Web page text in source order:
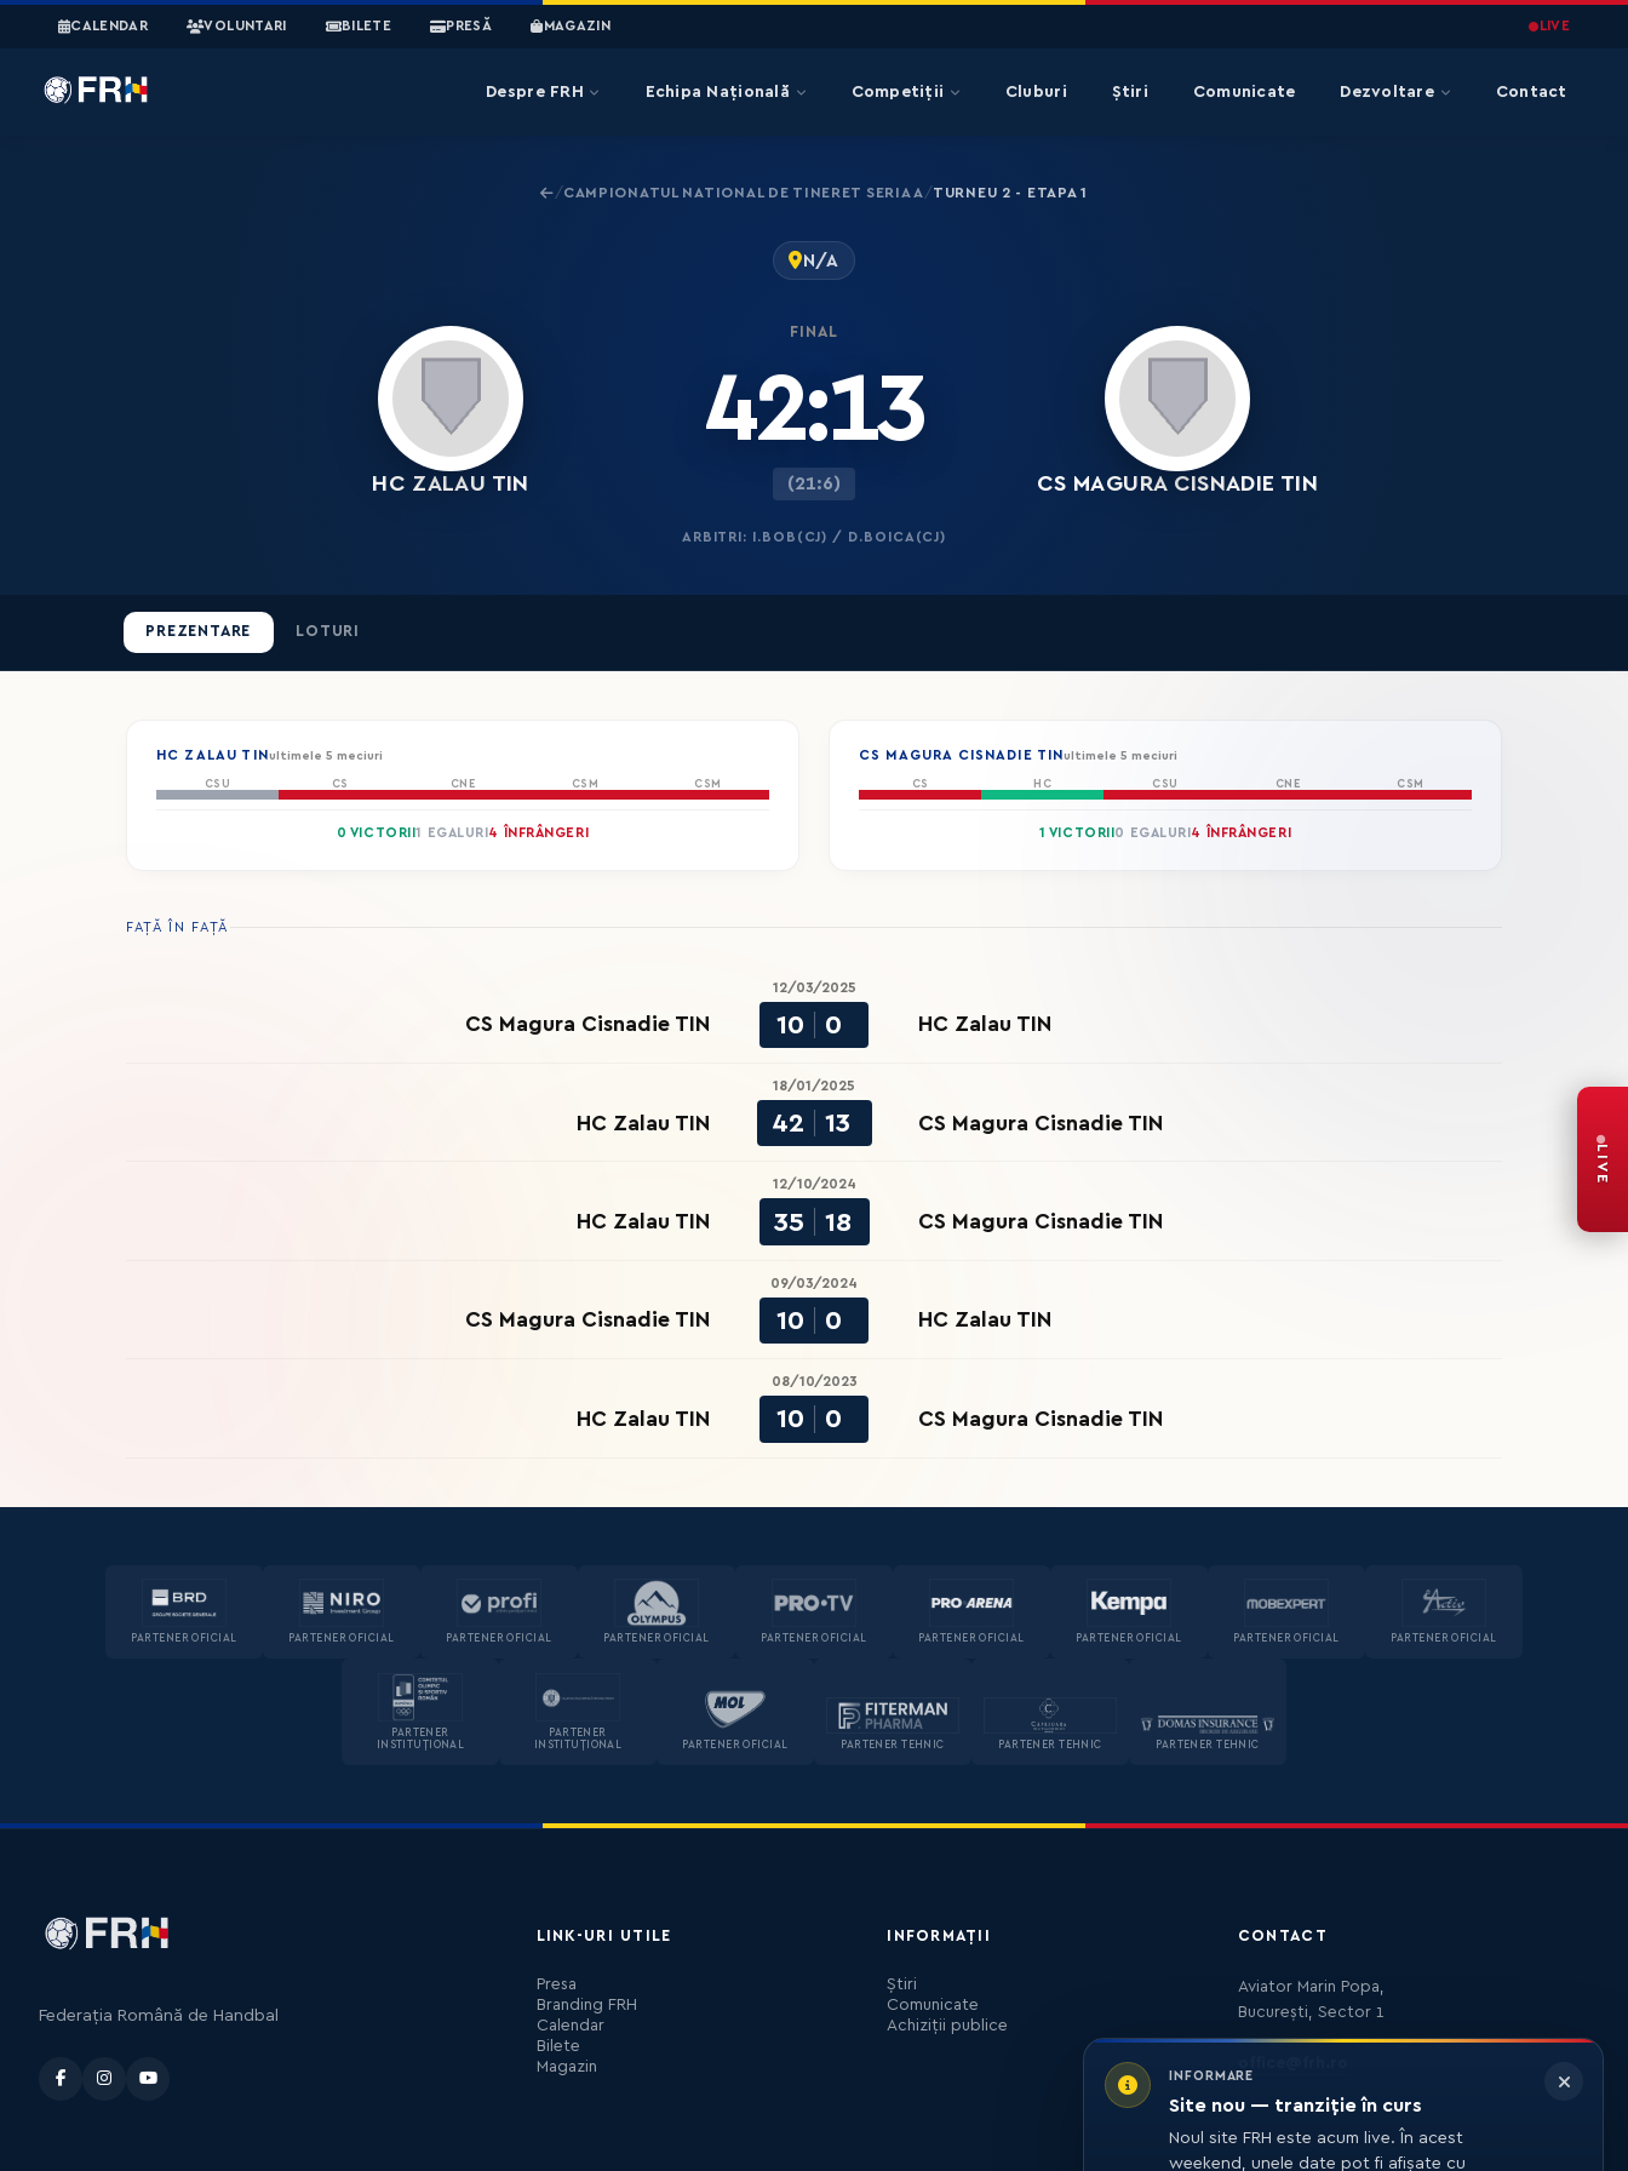
CALENDAR VOLUNTARI BILETE PRESĂ MAGAZIN LIVE
Despre FRH Echipa Națională Competiții Cluburi Știri Comunicate Dezvoltare Contact
/CAMPIONATUL NATIONAL DE TINERET SERIA A /TURNEU 2 - ETAPA 1
N/A
HC ZALAU TIN
FINAL
42:13
(21:6) CS MAGURA CISNADIE TIN
ARBITRI: I.BOB(CJ) / D.BOICA(CJ)
PREZENTARE LOTURI
HC ZALAU TIN ultimele 5 meciuri
CSU CS CNE CSM CSM
0 VICTORII1 EGALURI 4 ÎNFRÂNGERI
CS MAGURA CISNADIE TINultimele 5 meciuri
CS HC CSU CNE CSM
1 VICTORII 0 EGALURI 4 ÎNFRÂNGERI
FAȚĂ ÎN FAȚĂ
CS Magura Cisnadie TIN
12/03/2025
10 0 HC Zalau TIN
HC Zalau TIN
18/01/2025
42 13 CS Magura Cisnadie TIN
HC Zalau TIN
12/10/2024
35 18 CS Magura Cisnadie TIN
CS Magura Cisnadie TIN
09/03/2024
10 0 HC Zalau TIN
HC Zalau TIN
08/10/2023
10 0 CS Magura Cisnadie TIN
PARTENER OFICIAL PARTENER OFICIAL PARTENER OFICIAL PARTENER OFICIAL PARTENER OFICIAL PARTENER OFICIAL PARTENER OFICIAL PARTENER OFICIAL PARTENER OFICIAL
PARTENER
INSTITUȚIONAL
PARTENER
INSTITUȚIONAL
PARTENER OFICIAL PARTENER TEHNIC PARTENER TEHNIC PARTENER TEHNIC
INFORMARE
Site nou — tranziție în curs
Noul site FRH este acum live. În acest
weekend, unele date pot fi afișate cu
LIVE
Federația Română de Handbal
LINK-URI UTILE
Presa
Branding FRH
Calendar
Bilete
Magazin
INFORMAȚII
Știri
Comunicate
Achiziții publice
CONTACT
Aviator Marin Popa,
București, Sector 1